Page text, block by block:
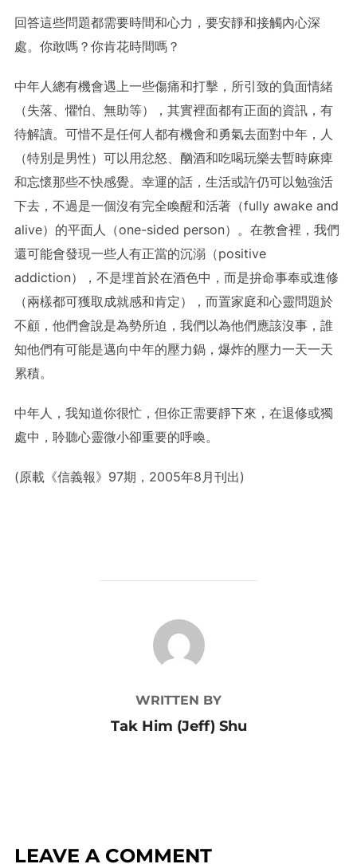
回答這些問題都需要時間和心力，要安靜和接觸內心深
處。你敢嗎？你肯花時間嗎？
中年人總有機會遇上一些傷痛和打擊，所引致的負面情緒
（失落、懼怕、無助等），其實裡面都有正面的資訊，有
待解讀。可惜不是任何人都有機會和勇氣去面對中年，人
（特別是男性）可以用忿怒、酗酒和吃喝玩樂去暫時麻痺
和忘懷那些不快感覺。幸運的話，生活或許仍可以勉強活
下去，不過是一個沒有完全喚醒和活著（fully awake and
alive）的平面人（one-sided person）。在教會裡，我們
還可能會發現一些人有正當的沉溺（positive
addiction），不是埋首於在酒色中，而是拚命事奉或進修
（兩樣都可獲取成就感和肯定），而置家庭和心靈問題於
不顧，他們會說是為勢所迫，我們以為他們應該沒事，誰
知他們有可能是邁向中年的壓力鍋，爆炸的壓力一天一天
累積。
中年人，我知道你很忙，但你正需要靜下來，在退修或獨
處中，聆聽心靈微小卻重要的呼喚。
(原載《信義報》97期，2005年8月刊出)
POST AUTHOR
WRITTEN BY
Tak Him (Jeff) Shu
LEAVE A COMMENT